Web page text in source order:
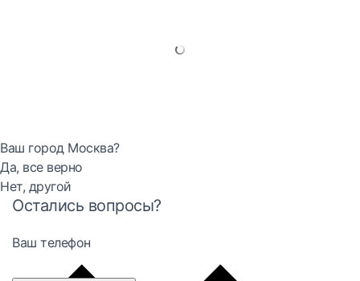
Ваш город Москва?
Да, все верно
Нет, другой
Остались вопросы?
Ваш телефон